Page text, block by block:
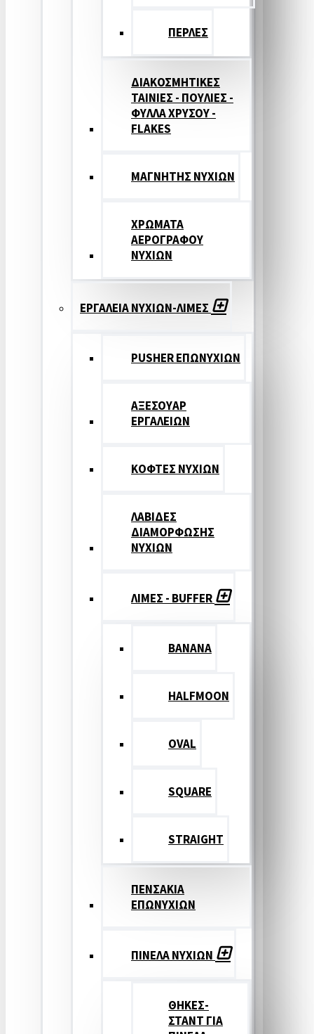
ΠΕΡΛΕΣ
ΔΙΑΚΟΣΜΗΤΙΚΕΣ
ΤΑΙΝΙΕΣ - ΠΟΥΛΙΕΣ -
ΦΥΛΛΑ ΧΡΥΣΟΥ -
FLAKES
ΜΑΓΝΗΤΗΣ ΝΥΧΙΩΝ
ΧΡΩΜΑΤΑ
ΑΕΡΟΓΡΑΦΟΥ
ΝΥΧΙΩΝ
ΕΡΓΑΛΕΙΑ ΝΥΧΙΩΝ-ΛΙΜΕΣ
PUSHER ΕΠΩΝΥΧΙΩΝ
ΑΞΕΣΟΥΑΡ
ΕΡΓΑΛΕΙΩΝ
ΚΟΦΤΕΣ ΝΥΧΙΩΝ
ΛΑΒΙΔΕΣ
ΔΙΑΜΟΡΦΩΣΗΣ
ΝΥΧΙΩΝ
ΛΙΜΕΣ - BUFFER
BANANA
HALFMOON
OVAL
SQUARE
STRAIGHT
ΠΕΝΣΑΚΙΑ
ΕΠΩΝΥΧΙΩΝ
ΠΙΝΕΛΑ ΝΥΧΙΩΝ
ΘΗΚΕΣ-
ΣΤΑΝΤ ΓΙΑ